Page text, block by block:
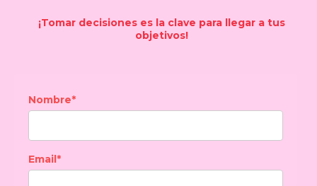
¡Tomar decisiones es la clave para llegar a tus
objetivos!
Nombre*
Email*